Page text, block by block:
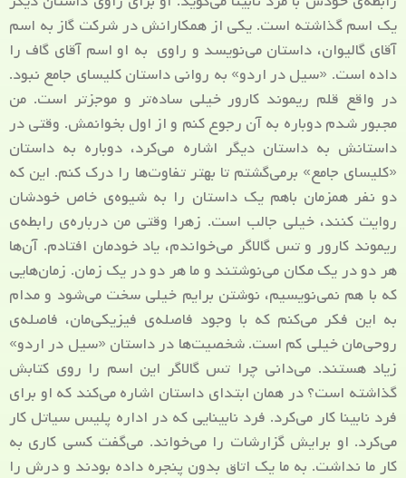
یک اسم گذاشته است. یکی از همکارانش در شرکت گاز به اسم
آقای گالیوان، داستان می‌نویسد و راوی به او اسم آقای گاف را
داده است. «سیل در اردو» به روانی داستان کلیسای جامع نبود.
در واقع قلم ریموند کارور خیلی ساده‌تر و موجزتر است. من
مجبور شدم دوباره به آن رجوع کنم و از اول بخوانمش. وقتی در
داستانش به داستان دیگر اشاره می‌کرد، دوباره به داستان
«کلیسای جامع» برمی‌گشتم تا بهتر تفاوت‌ها را درک کنم. این که
دو نفر همزمان باهم یک داستان را به شیوه‌ی خاص خودشان
روایت کنند، خیلی جالب است. زهرا وقتی من درباره‌ی رابطه‌ی
ریموند کارور و تس گالاگر می‌خواندم، یاد خودمان افتادم. آن‌ها
هر دو در یک مکان می‌نوشتند و ما هر دو در یک زمان. زمان‌هایی
که با هم نمی‌نویسیم، نوشتن برایم خیلی سخت می‌شود و مدام
به این فکر می‌کنم که با وجود فاصله‌ی فیزیکی‌مان، فاصله‌ی
روحی‌مان خیلی کم است. شخصیت‌ها در داستان «سیل در اردو»
زیاد هستند. می‌دانی چرا تس گالاگر این اسم را روی کتابش
گذاشته است؟ در همان ابتدای داستان اشاره می‌کند که او برای
فرد نابینا کار می‌کرد. فرد نابینایی که در اداره پلیس سیاتل کار
می‌کرد. او برایش گزارشات را می‌خواند. می‌گفت کسی کاری به
کار ما نداشت. به ما یک اتاق بدون پنجره داده بودند و درش را